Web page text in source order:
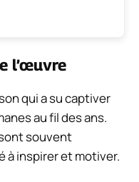
l’œuvre
qui a su captiver
au fil des ans.
souvent
à inspirer et motiver.